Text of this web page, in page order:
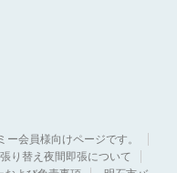
会員様向けページです。
り替え夜間即張について